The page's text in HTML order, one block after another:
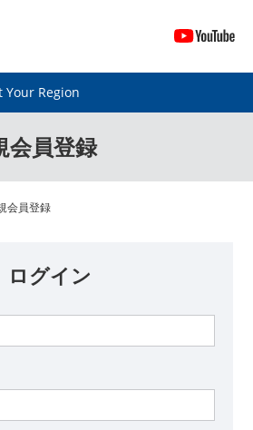
Your Region
会員登録
会員登録
ログイン